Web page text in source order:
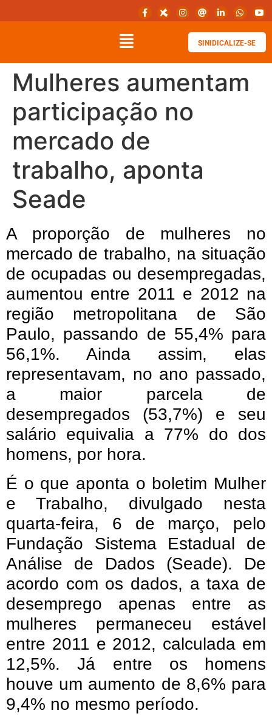
SINIDICALIZE-SE
Mulheres aumentam
participação no
mercado de
trabalho, aponta
Seade
A proporção de mulheres no
mercado de trabalho, na situação
de ocupadas ou desempregadas,
aumentou entre 2011 e 2012 na
região metropolitana de São
Paulo, passando de 55,4% para
56,1%. Ainda assim, elas
representavam, no ano passado,
a maior parcela de
desempregados (53,7%) e seu
salário equivalia a 77% do dos
homens, por hora.
É o que aponta o boletim Mulher
e Trabalho, divulgado nesta
quarta-feira, 6 de março, pelo
Fundação Sistema Estadual de
Análise de Dados (Seade). De
acordo com os dados, a taxa de
desemprego apenas entre as
mulheres permaneceu estável
entre 2011 e 2012, calculada em
12,5%. Já entre os homens
houve um aumento de 8,6% para
9,4% no mesmo período.